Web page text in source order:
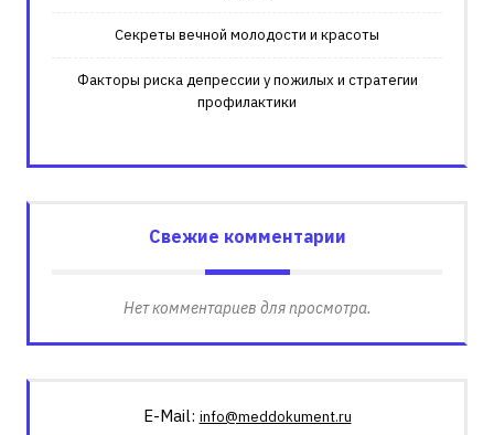
Секреты вечной молодости и красоты
Факторы риска депрессии у пожилых и стратегии
профилактики
Свежие комментарии
Нет комментариев для просмотра.
E-Mail: info@meddokument.ru